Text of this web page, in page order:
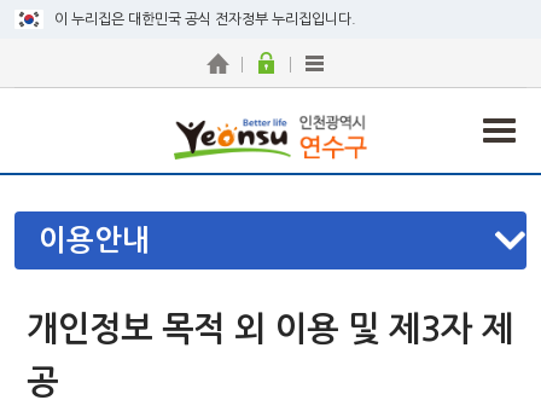
이 누리집은 대한민국 공식 전자정부 누리집입니다.
이용안내
개인정보 목적 외 이용 및 제3자 제
공